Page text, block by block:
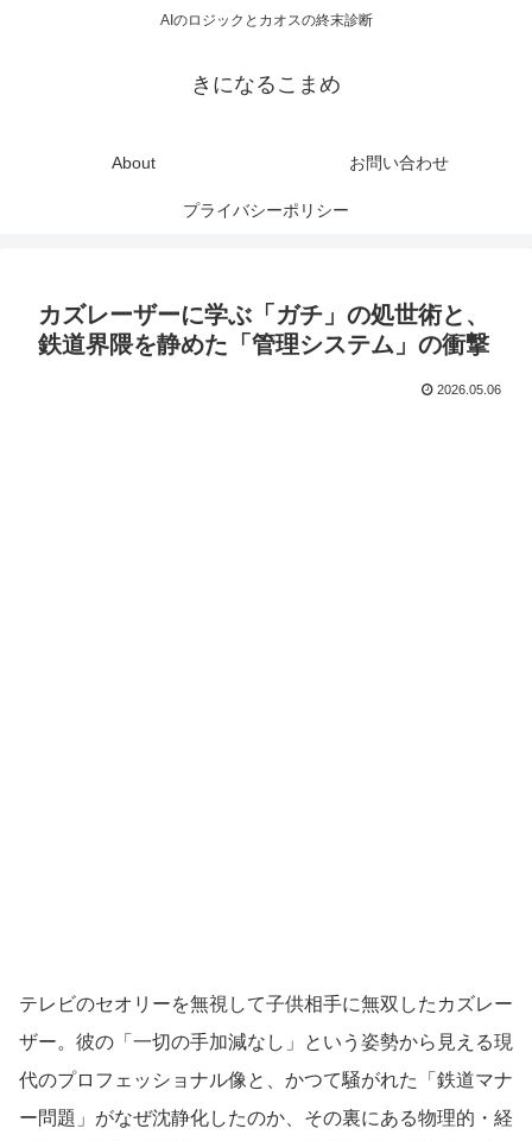
AIのロジックとカオスの終末診断
きになるこまめ
About お問い合わせ
プライバシーポリシー
カズレーザーに学ぶ「ガチ」の処世術と、
鉄道界隈を静めた「管理システム」の衝撃
2026.05.06
テレビのセオリーを無視して子供相手に無双したカズレー
ザー。彼の「一切の手加減なし」という姿勢から見える現
代のプロフェッショナル像と、かつて騒がれた「鉄道マナ
ー問題」がなぜ沈静化したのか、その裏にある物理的・経